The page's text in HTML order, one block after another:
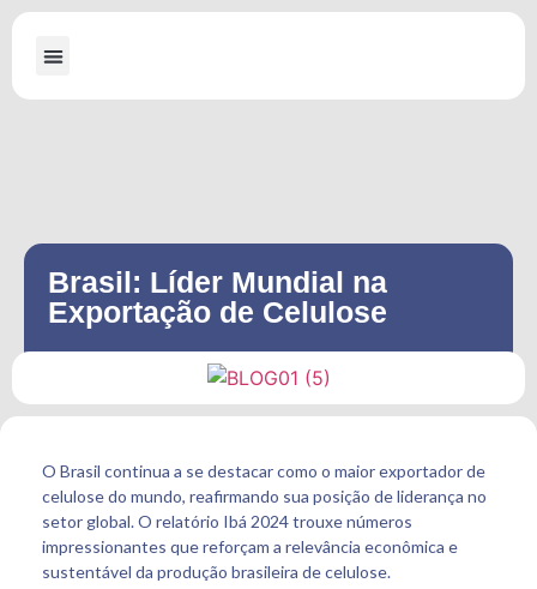
Brasil: Líder Mundial na
Exportação de Celulose
O Brasil continua a se destacar como o maior exportador de
celulose do mundo, reafirmando sua posição de liderança no
setor global. O relatório Ibá 2024 trouxe números
impressionantes que reforçam a relevância econômica e
sustentável da produção brasileira de celulose.